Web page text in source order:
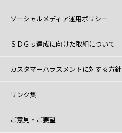
ソーシャルメディア運用ポリシー
ＳＤＧｓ達成に向けた取組について
カスタマーハラスメントに対する方針
リンク集
ご意見・ご要望